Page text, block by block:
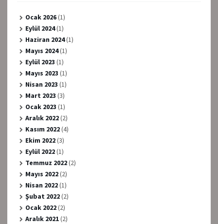
Ocak 2026(1)
Eylül 2024(1)
Haziran 2024(1)
Mayıs 2024(1)
Eylül 2023 (1)
Mayıs 2023 (1)
Nisan 2023 (1)
Mart 2023 (3)
Ocak 2023 (1)
Aralık 2022(2)
Kasım 2022(4)
Ekim 2022(3)
Eylül 2022(1)
Temmuz 2022(2)
Mayıs 2022(2)
Nisan 2022(1)
Şubat 2022(2)
Ocak 2022(2)
Aralık 2021(2)